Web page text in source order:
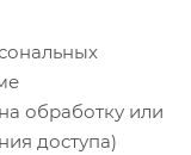
обработку или
доступа)